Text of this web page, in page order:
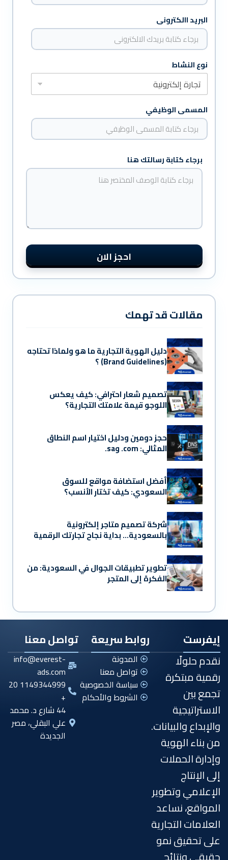
البريد االكترونى
نوع النشاط
المسمى الوظيفي
a
y
ن
ا
برجاء كتابة رسالتك هنا
احجز الان
مقالات قد تهمك
دليل الهوية التجارية ما هو ولماذا تحتاجه
(Brand Guidelines) ؟
تصميم شعار احترافي: كيف يعكس
اللوجو قيمة علامتك التجارية؟
حجز دومين ودليل اختيار اسم النطاق
المثالي: ‎.com و‎.sa
أفضل استضافة مواقع للسوق
السعودي: كيف تختار الأنسب؟
شركة تصميم متاجر إلكترونية
بالسعودية… بداية نجاح تجارتك الرقمية
تطوير تطبيقات الجوال في السعودية: من
الفكرة إلى المتجر
إيفرست
نقدم حلولًا
رقمية مبتكرة
تجمع بين
الاستراتيجية
والإبداع والبيانات.
من بناء الهوية
وإدارة الحملات
إلى الإنتاج
الإعلامي وتطوير
المواقع، نساعد
العلامات التجارية
على تحقيق نمو
روابط سريعة
المدونة
تواصل معنا
سياسة الخصوصية
الشروط والأحكام
تواصل معنا
info@everest-
ads.com
1149344999 20
+
44 شارع د. محمد
علي البقلي، مصر
الجديدة